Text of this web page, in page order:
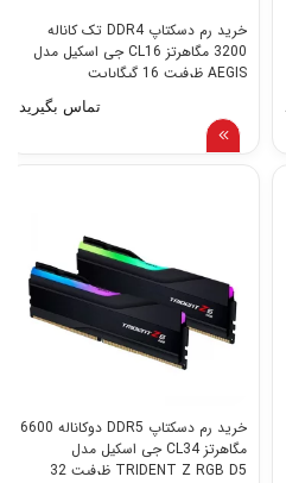
خرید رم دسکتاپ DDR4 تک کاناله
3200 مگاهرتز CL16 جی اسکیل مدل
AEGIS ظرفیت 16 گیگابایت
تماس بگیرید
خرید رم دسکتاپ DDR5 دوکاناله 6600
مگاهرتز CL34 جی اسکیل مدل
TRIDENT Z RGB D5 ظرفیت 32